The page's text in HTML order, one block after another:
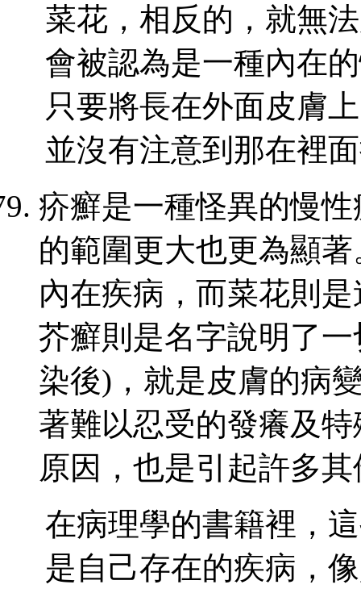
菜花，相反的，就無
會被認為是一種內在
只要將長在外面皮膚
並沒有注意到那在裡
疥癬是一種怪異的慢
的範圍更大也更為顯
內在疾病，而菜花則
芥癬則是名字說明了一
染後) ，就是皮膚的病
著難以忍受的發癢及
原因，也是引起許多
在病理學的書籍裡，
是自己存在的疾病，